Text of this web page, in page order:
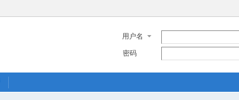
用户名
密码